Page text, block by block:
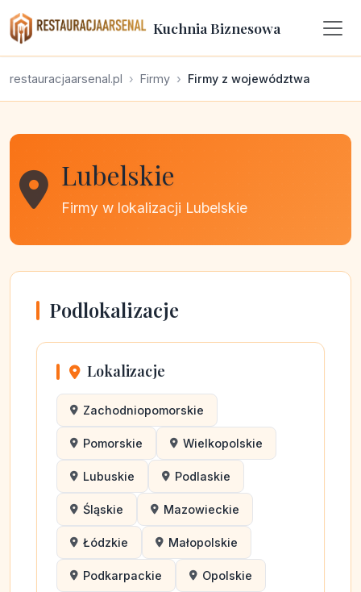
Kuchnia Biznesowa
restauracjaarsenal.pl Firmy Firmy z województwa
Lubelskie
Firmy w lokalizacji Lubelskie
Podlokalizacje
Lokalizacje
Zachodniopomorskie
Pomorskie Wielkopolskie
Lubuskie Podlaskie
Śląskie Mazowieckie
Łódzkie Małopolskie
Podkarpackie Opolskie